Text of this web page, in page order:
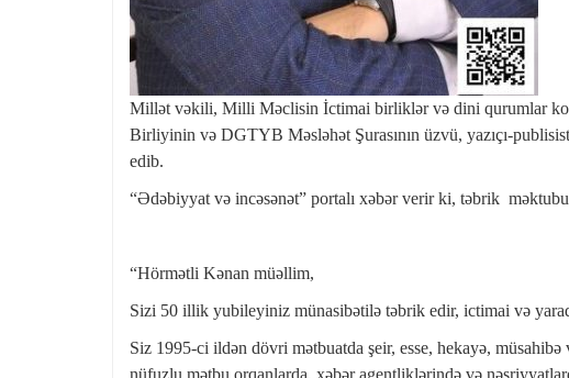
Millət vəkili, Milli Məclisin İctimai birliklər və dini qurumlar
Birliyinin və DGTYB Məsləhət Şurasının üzvü, yazıçı-
edib.
“Ədəbiyyat və incəsənət” portalı xəbər verir ki, təbrik
“Hörmətli Kənan müəllim,
Sizi 50 illik yubileyiniz münasibətilə təbrik edir, ictimai və
Siz 1995-ci ildən dövri mətbuatda şeir, esse, hekayə, müsahibə
nüfuzlu mətbu orqanlarda, xəbər agentliklərində və